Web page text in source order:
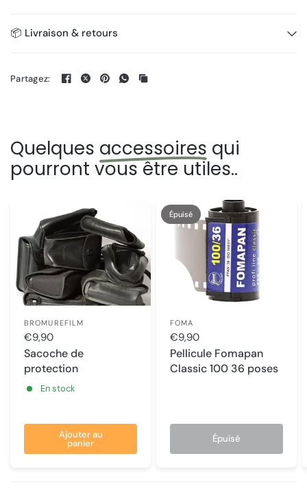
📦 Livraison & retours
Partagez:
Quelques accessoires qui
pourront vous être utiles..
BROMUREFILM
€9,90
Sacoche de
protection
En stock
Ajouter au
panier
Épuisé
FOMA
€9,90
Pellicule Fomapan
Classic 100 36 poses
Épuisé